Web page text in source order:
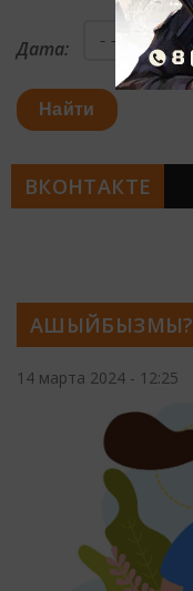
АШЫЙБЫЗМЫ?
14 марта 2024 - 12:25
Дата:
Найти
ВКОНТАКТЕ